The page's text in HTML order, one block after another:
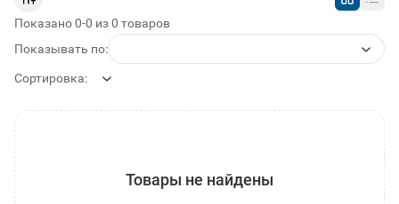
Показано 0-0 из 0 товаров
Показывать по:
Сортировка:
Товары не найдены